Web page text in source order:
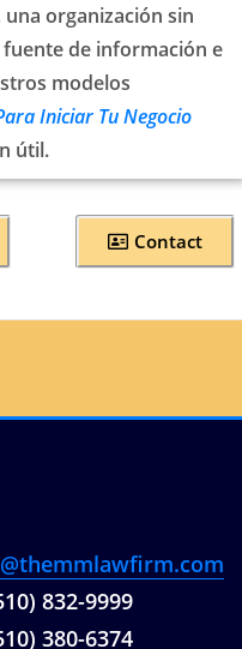
una organización sin
de información e
modelos
Iniciar Tu Negocio
útil.
Contact
832-9999
380-6374